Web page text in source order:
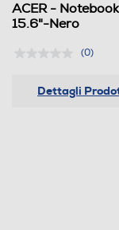
ACER -
15.6"-Nero
(0)
Dettagli